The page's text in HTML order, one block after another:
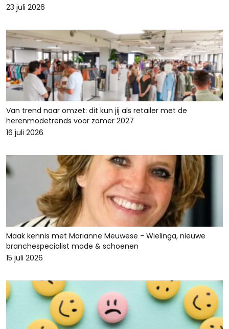
23 juli 2026
Van trend naar omzet: dit kun jij als retailer met de
herenmodetrends voor zomer 2027
16 juli 2026
Maak kennis met Marianne Meuwese - Wielinga, nieuwe
branchespecialist mode & schoenen
15 juli 2026